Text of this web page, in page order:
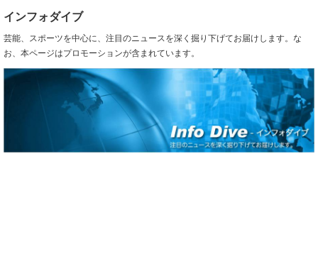
インフォダイブ
芸能、スポーツを中心に、注目のニュースを深く掘り下げてお届けします。な
お、本ページはプロモーションが含まれています。